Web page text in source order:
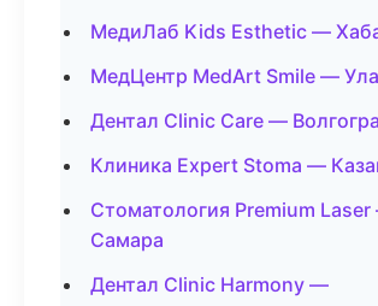
МедиЛаб Kids Esthetic —
МедЦентр MedArt Smile —
Дентал Clinic Care —
Клиника Expert Stoma —
Стоматология Premium
Самара
Дентал Clinic Harmony —